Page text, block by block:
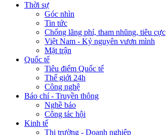
Thời sự
Góc nhìn
Tin tức
Chống lãng phí, tham nhũng, tiêu cực
Việt Nam - Kỷ nguyên vươn mình
Mặt trận
Quốc tế
Tiêu điểm Quốc tế
Thế giới 24h
Công nghệ
Báo chí - Truyền thông
Nghề báo
Công tác hội
Kinh tế
Thị trường - Doanh nghiệp